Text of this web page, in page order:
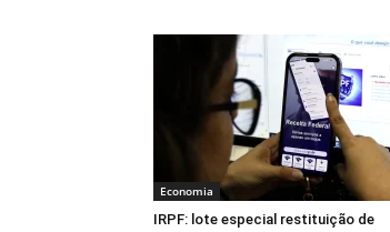
Economia
IRPF: lote especial restituição de